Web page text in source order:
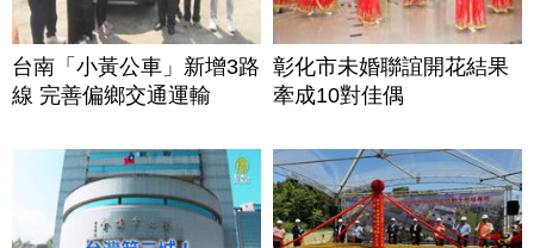
台南「小黃公車」新增3路
線 完善偏鄉交通運輸
彰化市未婚聯誼開花結果
牽成10對佳偶